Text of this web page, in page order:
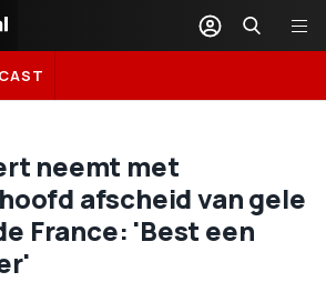
neemt met
afscheid van gele
France: 'Best een